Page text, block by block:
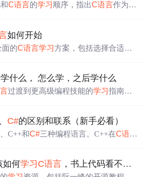
C语言的学习顺序，指出C语言作为基
的重要性。
如何开始
面的C语言学习方案，包括选择合适的
重要性。
学什么， 怎么学，之后学什么
过渡到更高级编程技能的学习指南，
C#的区别和联系（新手必看）
、C++和C#三种编程语言。C++在C语言
编程基础者先学C语言，再学C++。
如何学习 C语言 ，书上代码看不懂理解不了怎么办？